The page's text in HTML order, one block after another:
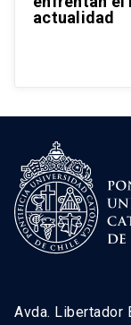
actualidad
Avda. Libertador